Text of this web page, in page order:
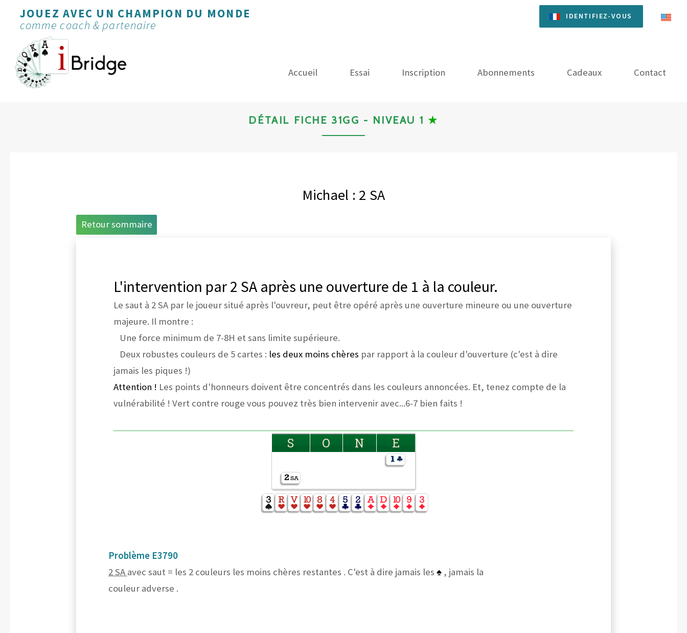
JOUEZ AVEC UN CHAMPION DU MONDE
comme coach & partenaire
IDENTIFIEZ-VOUS
Accueil Essai Inscription Abonnements Cadeaux Contact
DÉTAIL FICHE 31GG - NIVEAU 1 ★
Michael : 2 SA
Retour sommaire
L'intervention par 2 SA après une ouverture de 1 à la couleur.
Le saut à 2 SA par le joueur situé après l'ouvreur, peut être opéré après une ouverture mineure ou une ouverture
majeure. Il montre :
Une force minimum de 7-8H et sans limite supérieure.
Deux robustes couleurs de 5 cartes : les deux moins chères par rapport à la couleur d'ouverture (c'est à dire
jamais les piques !)
Attention ! Les points d'honneurs doivent être concentrés dans les couleurs annoncées. Et, tenez compte de la
vulnérabilité ! Vert contre rouge vous pouvez très bien intervenir avec...6-7 bien faits !
S O N E
Problème E3790
2 SA avec saut = les 2 couleurs les moins chères restantes . C'est à dire jamais les ♠, jamais la
couleur adverse .